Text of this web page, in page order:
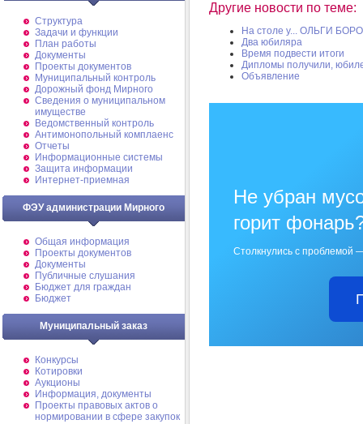
Структура
Задачи и функции
План работы
Документы
Проекты документов
Муниципальный контроль
Дорожный фонд Мирного
Cведения о муниципальном
имуществе
Ведомственный контроль
Антимонопольный комплаенс
Отчеты
Информационные системы
Защита информации
Интернет-приемная
ФЭУ администрации Мирного
Общая информация
Проекты документов
Документы
Публичные слушания
Бюджет для граждан
Бюджет
Муниципальный заказ
Конкурсы
Котировки
Аукционы
Информация, документы
Проекты правовых актов о
нормировании в сфере закупок
Другие новости по теме:
На столе у... ОЛЬГИ
Два юбиляра
Время подвести итоги
Дипломы получили,
Объявление
Не убран
горит
Столкнулись с проблемой